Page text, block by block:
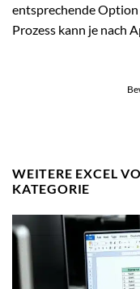
entsprechende
Prozess kann je nach
WEITERE EXCEL
KATEGORIE